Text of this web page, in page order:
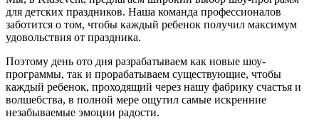
для детских праздников. Наша команда профессионалов
заботится о том, чтобы каждый ребенок получил максимум
удовольствия от праздника.
Поэтому день ото дня разрабатываем как новые шоу-
программы, так и прорабатываем существующие, чтобы
каждый ребенок, проходящий через нашу фабрику счастья и
волшебства, в полной мере ощутил самые искренние
незабываемые эмоции радости.